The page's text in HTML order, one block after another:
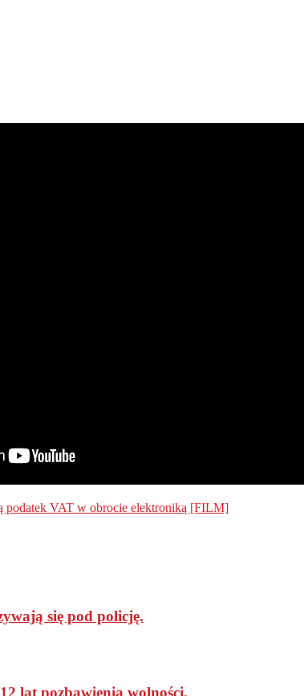
podatek VAT w obrocie elektroniką [FILM]
się pod policję.
lat pozbawienia wolności.